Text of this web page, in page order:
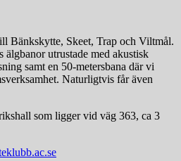
Bänkskytte, Skeet, Trap och Viltmål.
älgbanor utrustade med akustisk
samt en 50-metersbana där vi
Naturligtvis får även
som ligger vid väg 363, ca 3